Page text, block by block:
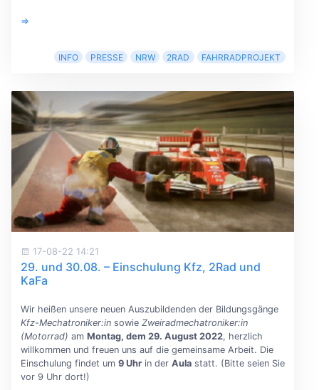
⇒
INFO PRESSE NRW 2RAD FAHRRADPROJEKT
17-08-22 14:21
29. und 30.08. – Einschulung Kfz, 2Rad und
KaFa
Wir heißen unsere neuen Auszubildenden der Bildungsgänge
Kfz-Mechatroniker:insowie Zweiradmechatroniker:in
(Motorrad) am Montag, dem 29. August 2022, herzlich
willkommen und freuen uns auf die gemeinsame Arbeit. Die
Einschulung findet um 9 Uhrin der Aulastatt. (Bitte seien Sie
vor 9 Uhr dort!)